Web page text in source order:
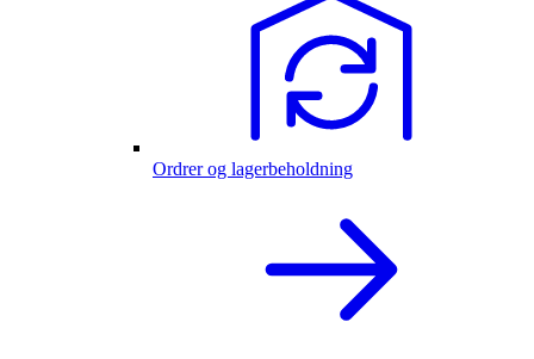
Ordrer og lagerbeholdning